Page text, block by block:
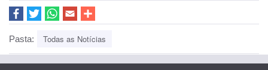
Pasta: Todas as Notícias